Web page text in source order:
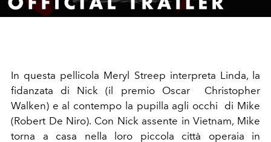
Video
In questa pellicola Meryl Streep interpreta Linda, la
fidanzata di Nick (il premio Oscar Christopher
Walken) e al contempo la pupilla agli occhi di Mike
(Robert De Niro). Con Nick assente in Vietnam, Mike
torna a casa nella loro piccola città operaia in